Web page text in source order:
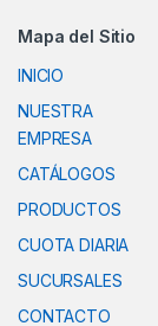
Mapa del Sitio
INICIO
NUESTRA
EMPRESA
CATÁLOGOS
PRODUCTOS
CUOTA DIARIA
SUCURSALES
CONTACTO